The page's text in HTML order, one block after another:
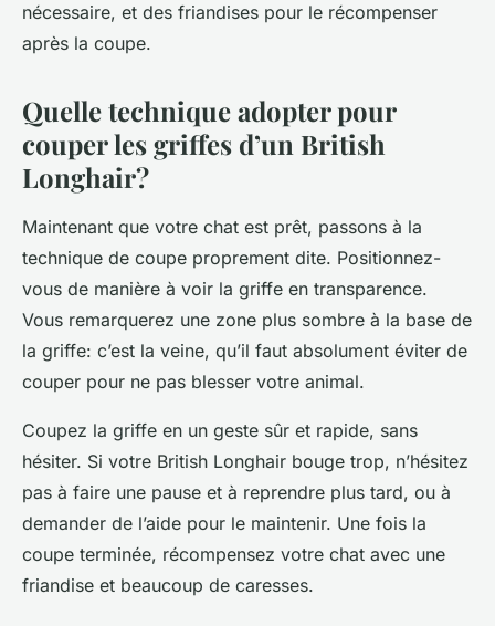
nécessaire, et des friandises pour le récompenser
après la coupe.
Quelle technique adopter pour
couper les griffes d’un British
Longhair?
Maintenant que votre chat est prêt, passons à la
technique de coupe proprement dite. Positionnez-
vous de manière à voir la griffe en transparence.
Vous remarquerez une zone plus sombre à la base de
la griffe: c’est la veine, qu’il faut absolument éviter de
couper pour ne pas blesser votre animal.
Coupez la griffe en un geste sûr et rapide, sans
hésiter. Si votre British Longhair bouge trop, n’hésitez
pas à faire une pause et à reprendre plus tard, ou à
demander de l’aide pour le maintenir. Une fois la
coupe terminée, récompensez votre chat avec une
friandise et beaucoup de caresses.